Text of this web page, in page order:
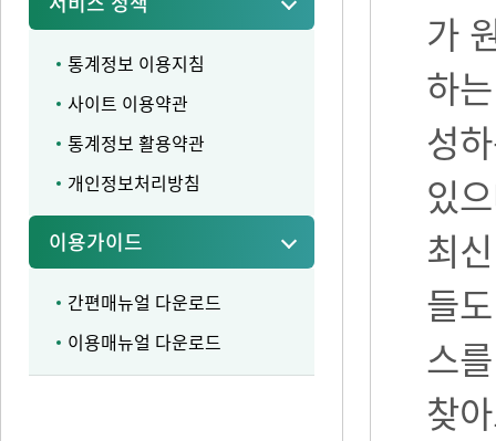
통계정보 이용지침
사이트 이용약관
통계정보 활용약관
개인정보처리방침
이용가이드
간편매뉴얼 다운로드
이용매뉴얼 다운로드
가
하
성
있
최
들
스
찾